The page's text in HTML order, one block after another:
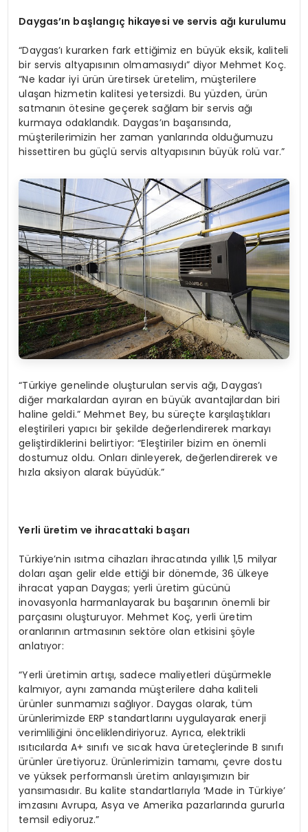
Daygas’ın başlangıç hikayesi ve servis ağı kurulumu
“Daygas’ı kurarken fark ettiğimiz en büyük eksik, kaliteli
bir servis altyapısının olmamasıydı” diyor Mehmet Koç.
“Ne kadar iyi ürün üretirsek üretelim, müşterilere
ulaşan hizmetin kalitesi yetersizdi. Bu yüzden, ürün
satmanın ötesine geçerek sağlam bir servis ağı
kurmaya odaklandık. Daygas’ın başarısında,
müşterilerimizin her zaman yanlarında olduğumuzu
hissettiren bu güçlü servis altyapısının büyük rolü var.”
“Türkiye genelinde oluşturulan servis ağı, Daygas’ı
diğer markalardan ayıran en büyük avantajlardan biri
haline geldi.” Mehmet Bey, bu süreçte karşılaştıkları
eleştirileri yapıcı bir şekilde değerlendirerek markayı
geliştirdiklerini belirtiyor: “Eleştiriler bizim en önemli
dostumuz oldu. Onları dinleyerek, değerlendirerek ve
hızla aksiyon alarak büyüdük.”
Yerli üretim ve ihracattaki başarı
Türkiye’nin ısıtma cihazları ihracatında yıllık 1,5 milyar
doları aşan gelir elde ettiği bir dönemde, 36 ülkeye
ihracat yapan Daygas; yerli üretim gücünü
inovasyonla harmanlayarak bu başarının önemli bir
parçasını oluşturuyor. Mehmet Koç, yerli üretim
oranlarının artmasının sektöre olan etkisini şöyle
anlatıyor:
“Yerli üretimin artışı, sadece maliyetleri düşürmekle
kalmıyor, aynı zamanda müşterilere daha kaliteli
ürünler sunmamızı sağlıyor. Daygas olarak, tüm
ürünlerimizde ERP standartlarını uygulayarak enerji
verimliliğini önceliklendiriyoruz. Ayrıca, elektrikli
ısıtıcılarda A+ sınıfı ve sıcak hava üreteçlerinde B sınıfı
ürünler üretiyoruz. Ürünlerimizin tamamı, çevre dostu
ve yüksek performanslı üretim anlayışımızın bir
yansımasıdır. Bu kalite standartlarıyla ‘Made in Türkiye’
imzasını Avrupa, Asya ve Amerika pazarlarında gururla
temsil ediyoruz.”